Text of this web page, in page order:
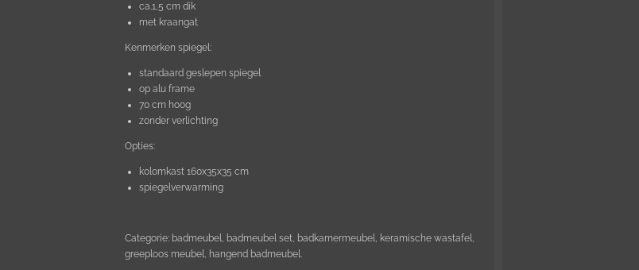
ca.1,5 cm dik
met kraangat
Kenmerken spiegel:
standaard geslepen spiegel
op alu frame
70 cm hoog
zonder verlichting
Opties:
kolomkast 160x35x35 cm
spiegelverwarming
Categorie: badmeubel, badmeubel set, badkamermeubel, keramische wastafel,
greeploos meubel, hangend badmeubel.